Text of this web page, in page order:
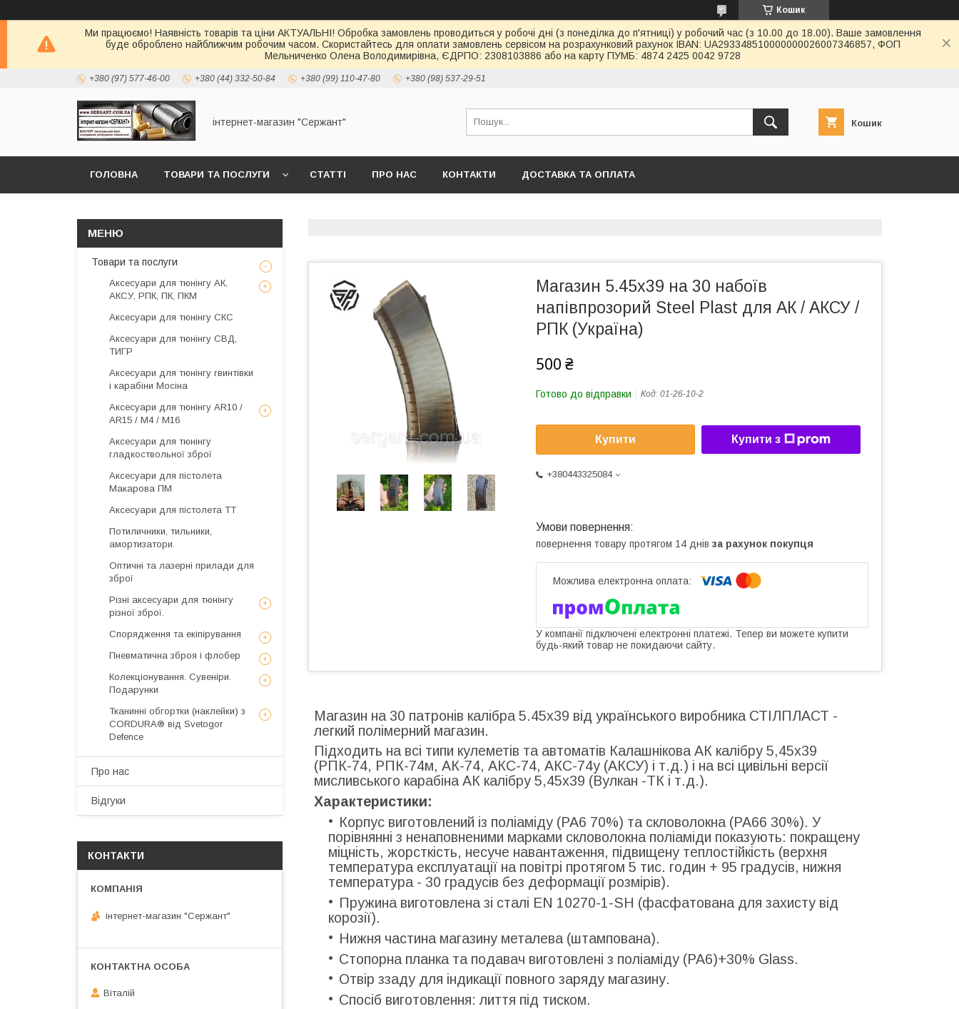
Кошик
Ми працюємо! Наявність товарів та ціни АКТУАЛЬНІ! Обробка замовлень проводиться у робочі дні (з понеділка до п'ятниці) у робочий час (з 10.00 до 18.00). Ваше замовлення
буде оброблено найближчим робочим часом. Скористайтесь для оплати замовлень сервісом на розрахунковий рахунок IBAN: UA293348510000000026007346857, ФОП
Мельниченко Олена Володимирівна, ЄДРПО: 2308103886 або на карту ПУМБ: 4874 2425 0042 9728
+380 (97) 577-46-00 +380 (44) 332-50-84 +380 (99) 110-47-80 +380 (98) 537-29-51
інтернет-магазин "Сержант" Кошик
ГОЛОВНА ТОВАРИ ТА ПОСЛУГИ СТАТТІ ПРО НАС КОНТАКТИ ДОСТАВКА ТА ОПЛАТА
Магазин 5.45х39 на 30 набоїв
напівпрозорий Steel Plast для АК / АКСУ /
РПК (Україна)
500 ₴
Готово до відправки Код: 01-26-10-2
Купити Купити з
+380443325084
повернення товару протягом 14 днів за рахунок покупця
У компанії підключені електронні платежі. Тепер ви можете купити
будь-який товар не покидаючи сайту.
Магазин на 30 патронів калібра 5.45х39 від українського виробника СТІЛПЛАСТ -
легкий полімерний магазин.
Підходить на всі типи кулеметів та автоматів Калашнікова АК калібру 5,45х39
(РПК-74, РПК-74м, АК-74, АКС-74, АКС-74у (АКСУ) і т.д.) і на всі цивільні версії
мисливського карабіна АК калібру 5,45х39 (Вулкан -ТК і т.д.).
Характеристики:
Корпус виготовлений із поліаміду (PA6 70%) та скловолокна (PA66 30%). У
порівнянні з ненаповненими марками скловолокна поліаміди показують: покращену
міцність, жорсткість, несуче навантаження, підвищену теплостійкість (верхня
температура експлуатації на повітрі протягом 5 тис. годин + 95 градусів, нижня
температура - 30 градусів без деформації розмірів).
Пружина виготовлена зі сталі EN 10270-1-SH (фасфатована для захисту від
корозії).
Нижня частина магазину металева (штампована).
Стопорна планка та подавач виготовлені з поліаміду (PA6)+30% Glass.
Отвір ззаду для індикації повного заряду магазину.
Спосіб виготовлення: лиття під тиском.
Товари та послуги
Аксесуари для тюнінгу АК,
АКСУ, РПК, ПК, ПКМ
Аксесуари для тюнінгу СКС
Аксесуари для тюнінгу СВД,
ТИГР
Аксесуари для тюнінгу гвинтівки
і карабіни Мосіна
Аксесуари для тюнінгу AR10 /
AR15 / М4 / М16
Аксесуари для тюнінгу
гладкоствольної зброї
Аксесуари для пістолета
Макарова ПМ
Аксесуари для пістолета ТТ
Потиличники, тильники,
амортизатори.
Оптичні та лазерні прилади для
зброї
Різні аксесуари для тюнінгу
різної зброї.
Спорядження та екіпірування
Пневматична зброя і флобер
Колекціонування. Сувеніри.
Подарунки
Тканинні обгортки (наклейки) з
CORDURA® від Svetogor
Defence
Про нас
Відгуки
КОНТАКТИ
інтернет-магазин "Сержант"
Віталій